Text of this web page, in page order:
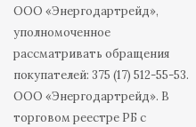
ООО «Энергодартрейд»,
уполномоченное
рассматривать обращения
покупателей: 375 (17) 512-55-53.
ООО «Энергодартрейд». В
торговом реестре РБ с